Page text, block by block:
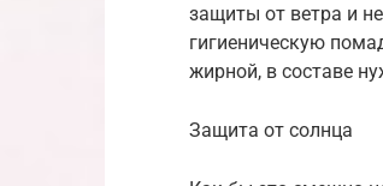
защиты от ветра и
гигиеническую
жирной, в составе
Защита от солнца